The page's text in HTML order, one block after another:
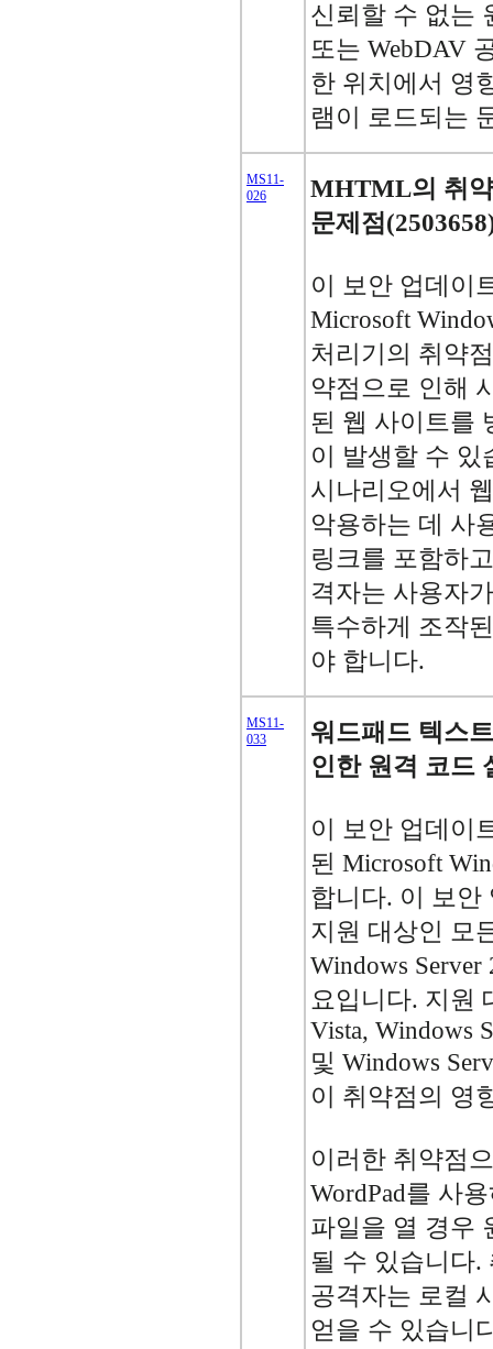
신뢰할 수 없는
또는 WebDAV
한 위치에서 영
램이 로드되는
MS11-
026
MHTML의 취
문제점
이 보안 업데이
Microsoft
처리기의 취약
약점으로 인해
된 웹 사이트를
이 발생할 수 있
시나리오에서
악용하는 데 사
링크를 포함하
격자는 사용자
특수하게 조작
야 합니다.
MS11-
033
워드패드 텍스
인한 원격 코드
이 보안 업데이
된 Microsoft
합니다. 이 보안
지원 대상인 모
Windows
요입니다. 지원
Vista, Windows
및 Windows
이 취약점의 영
이러한 취약점
WordPad를 사
파일을 열 경우
될 수 있습니다.
공격자는 로컬
얻을 수 있습니